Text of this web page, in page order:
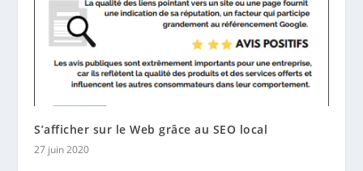
S’afficher sur le Web grâce au SEO local
27 juin 2020